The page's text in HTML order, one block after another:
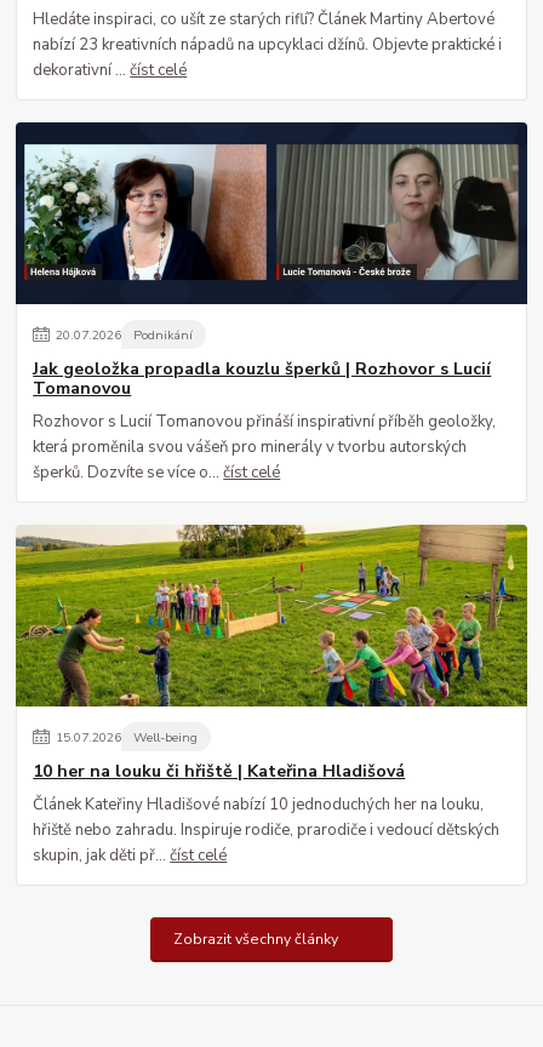
Hledáte inspiraci, co ušít ze starých riflí? Článek Martiny Abertové
nabízí 23 kreativních nápadů na upcyklaci džínů. Objevte praktické i
dekorativní ...číst celé
20.07.2026 Podnikání
Jak geoložka propadla kouzlu šperků | Rozhovor s Lucií
Tomanovou
Rozhovor s Lucií Tomanovou přináší inspirativní příběh geoložky,
která proměnila svou vášeň pro minerály v tvorbu autorských
šperků. Dozvíte se více o...číst celé
15.07.2026 Well-being
10 her na louku či hřiště | Kateřina Hladišová
Článek Kateřiny Hladišové nabízí 10 jednoduchých her na louku,
hřiště nebo zahradu. Inspiruje rodiče, prarodiče i vedoucí dětských
skupin, jak děti př...číst celé
Zobrazit všechny články